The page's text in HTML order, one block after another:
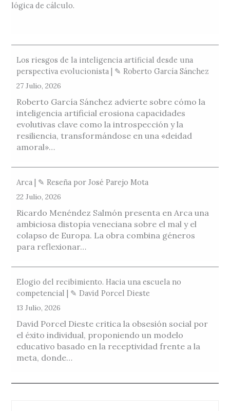
lógica de cálculo.
Los riesgos de la inteligencia artificial desde una
perspectiva evolucionista | ✎ Roberto García Sánchez
27 Julio, 2026
Roberto García Sánchez advierte sobre cómo la
inteligencia artificial erosiona capacidades
evolutivas clave como la introspección y la
resiliencia, transformándose en una «deidad
amoral»…
Arca | ✎ Reseña por José Parejo Mota
22 Julio, 2026
Ricardo Menéndez Salmón presenta en Arca una
ambiciosa distopía veneciana sobre el mal y el
colapso de Europa. La obra combina géneros
para reflexionar…
Elogio del recibimiento. Hacia una escuela no
competencial | ✎ David Porcel Dieste
13 Julio, 2026
David Porcel Dieste critica la obsesión social por
el éxito individual, proponiendo un modelo
educativo basado en la receptividad frente a la
meta, donde…